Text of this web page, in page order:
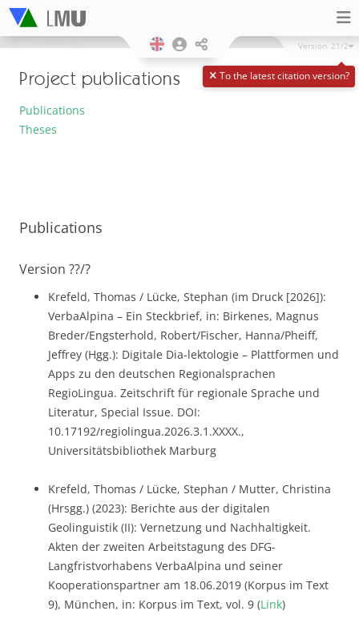
To the latest citation version?
Version 21/2
Project publications
Publications
Theses
Publications
Version ??/?
Krefeld, Thomas / Lücke, Stephan (im Druck [2026]):
VerbaAlpina – Ein Steckbrief, in: Birkenes, Magnus
Breder/Engsterhold, Robert/Fischer, Hanna/Pheiff,
Jeffrey (Hgg.): Digitale Dia-lektologie – Plattformen und
Apps zu den deutschen Regionalsprachen
RegioLingua. Zeitschrift für regionale Sprache und
Literatur, Special Issue. DOI:
10.17192/regiolingua.2026.3.1.XXXX.,
Universitätsbibliothek Marburg
Krefeld, Thomas / Lücke, Stephan / Mutter, Christina
(Hrsgg.) (2023): Berichte aus der digitalen
Geolinguistik (II): Vernetzung und Nachhaltigkeit.
Akten der zweiten Arbeitstagung des DFG-
Langfristvorhabens VerbaAlpina und seiner
Kooperationspartner am 18.06.2019 (Korpus im Text
9), München, in: Korpus im Text, vol. 9 (Link)